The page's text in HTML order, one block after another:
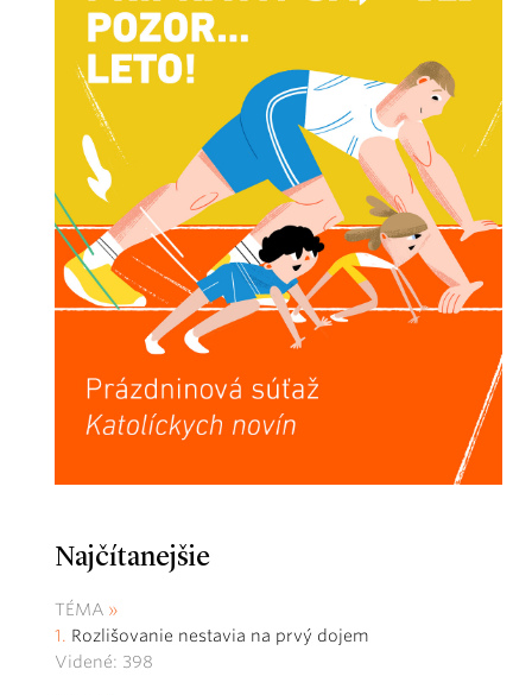
Najčítanejšie
TÉMA
Rozlišovanie nestavia na prvý dojem
Videné: 398